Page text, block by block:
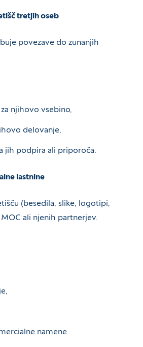
tretjih oseb
povezave do zunanjih
njihovo vsebino,
delovanje,
jih podpira ali priporoča.
lastnine
(besedila, slike, logotipi,
ali njenih partnerjev.
namene